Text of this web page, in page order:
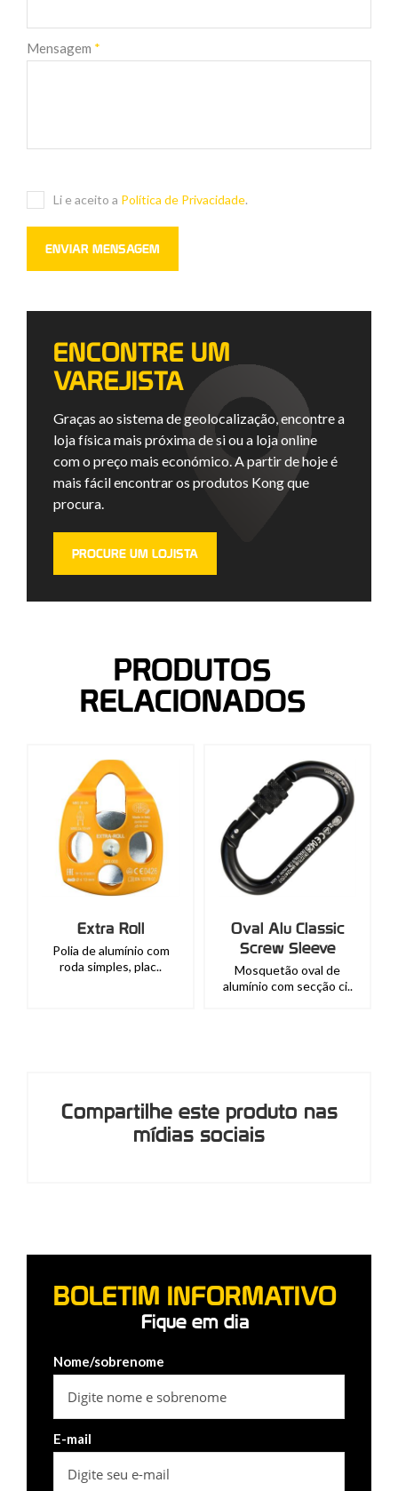
Mensagem *
Li e aceito a Política de Privacidade.
ENCONTRE UM
VAREJISTA
Graças ao sistema de geolocalização, encontre a
loja física mais próxima de si ou a loja online
com o preço mais económico. A partir de hoje é
mais fácil encontrar os produtos Kong que
procura.
PROCURE UM LOJISTA
PRODUTOS
RELACIONADOS
Oval Alu Classic
Screw Sleeve
Mosquetão oval de
Oval steel classic
screw sleeve
Mosquetão oval de aço
carbono com secção..
Compartilhe este produto nas
mídias sociais
BOLETIM INFORMATIVO
Fique em dia
Nome/sobrenome
E-mail